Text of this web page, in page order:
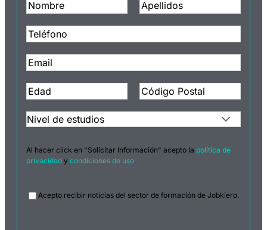
Al hacer click en "Solicitar Información" acepto la política de
privacidadycondiciones de uso.
Legal
Acepto recibir noticias del sector de formación de Jobkiero.